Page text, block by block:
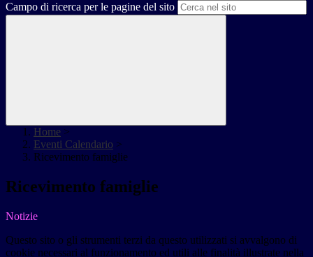
Campo di ricerca per le pagine del sito
Home >
Eventi Calendario >
Ricevimento famiglie
Ricevimento famiglie
Notizie
Questo sito o gli strumenti terzi da questo utilizzati si avvalgono di
cookie necessari al funzionamento ed utili alle finalità illustrate nella